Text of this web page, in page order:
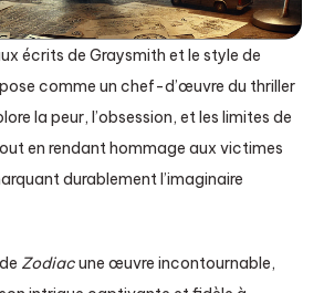
écrits de Graysmith et le style de
comme un chef-d’œuvre du thriller
la peur, l’obsession, et les limites de
en rendant hommage aux victimes
durablement l’imaginaire
Zodiacune œuvre incontournable,